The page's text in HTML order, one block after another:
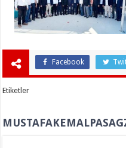
Facebook
Etiketler